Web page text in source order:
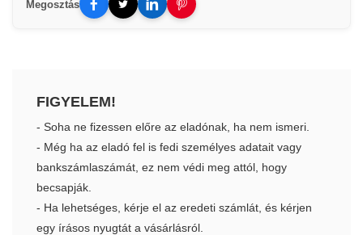
Megosztás
FIGYELEM!
- Soha ne fizessen előre az eladónak, ha nem ismeri.
- Még ha az eladó fel is fedi személyes adatait vagy
bankszámlaszámát, ez nem védi meg attól, hogy
becsapják.
- Ha lehetséges, kérje el az eredeti számlát, és kérjen
egy írásos nyugtát a vásárlásról.